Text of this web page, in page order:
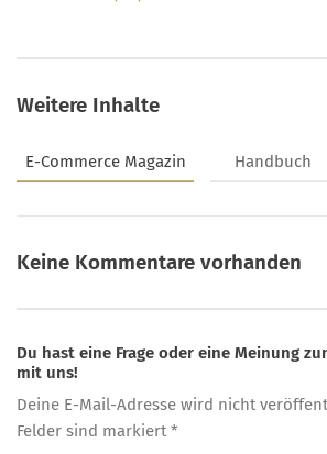
Weitere Inhalte
E-Commerce Magazin Handbuch
Keine Kommentare vorhanden
Du hast eine Frage oder eine Meinung
mit uns!
Deine E-Mail-Adresse wird nicht
Felder sind markiert *